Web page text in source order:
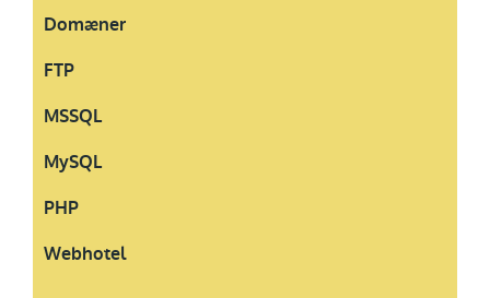
Domæner
FTP
MSSQL
MySQL
PHP
Webhotel